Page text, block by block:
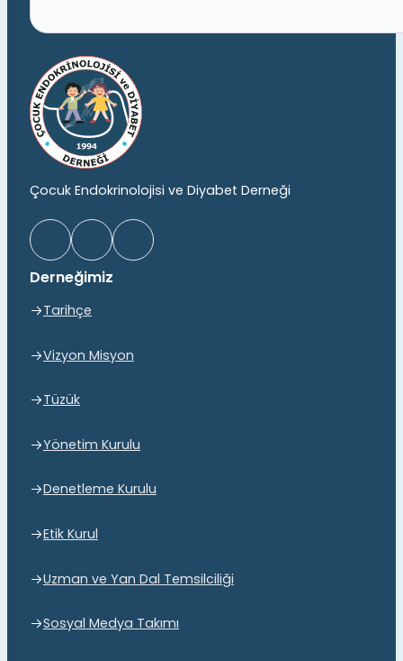
Çocuk Endokrinolojisi ve Diyabet Derneği
Derneğimiz
Tarihçe
Vizyon Misyon
Tüzük
Yönetim Kurulu
Denetleme Kurulu
Etik Kurul
Uzman ve Yan Dal Temsilciliği
Sosyal Medya Takımı